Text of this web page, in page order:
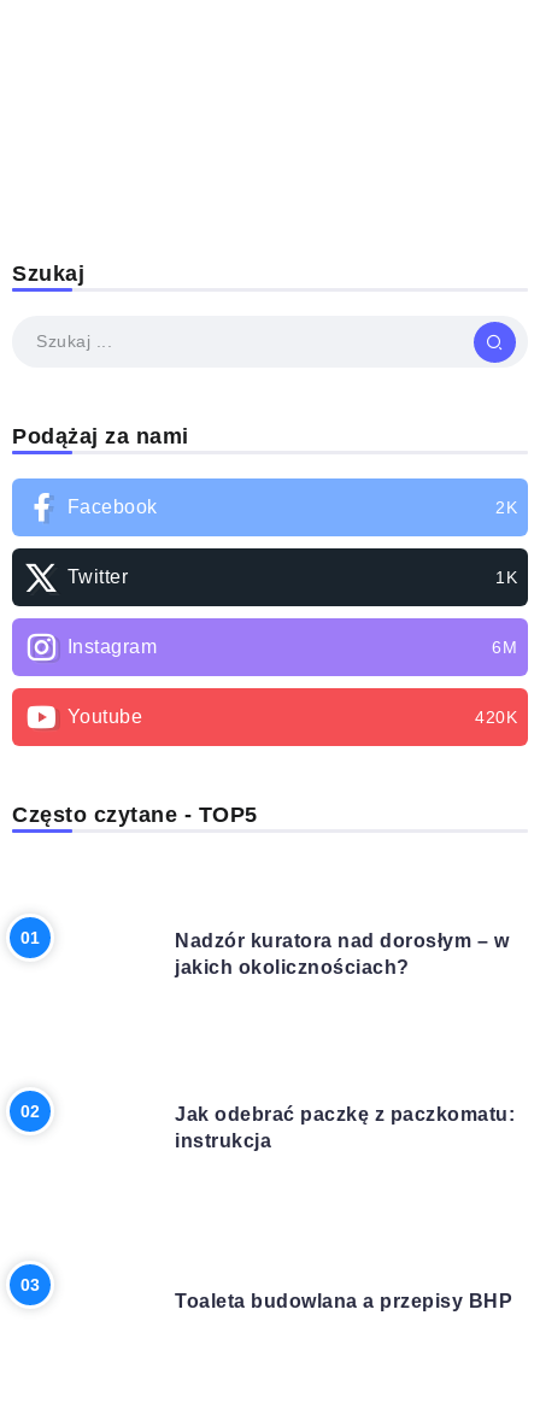
Szukaj
Podążaj za nami
Facebook 2K
Twitter 1K
Instagram 6M
Youtube 420K
Często czytane - TOP5
Nadzór kuratora nad dorosłym – w
jakich okolicznościach?
Jak odebrać paczkę z paczkomatu:
instrukcja
Toaleta budowlana a przepisy BHP